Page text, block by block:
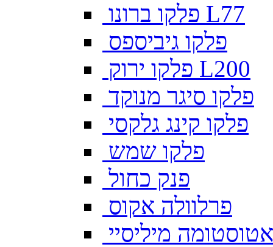
פלקו ברונו L77
פלקו גיביספס
פלקו ירוק L200
פלקו סיגר מנוקד
פלקו קינג גלקסי
פלקו שמש
פנק כחול
פרלוולה אקוס
מיליסיי